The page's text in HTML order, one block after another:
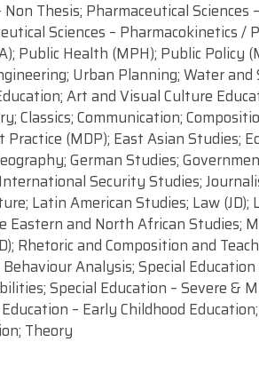
Thesis; Pharmaceutical
Sciences – Pharmacokinetics
Public Health (MPH); Public Policy
Urban Planning; Water
Art and Visual Culture
Classics; Communication;
Practice (MDP); East Asian Studies;
German Studies;
Security Studies;
Latin American Studies; Law
Eastern and North African Studies;
Rhetoric and Composition and
Analysis; Special
Special Education – Severe &
– Early Childhood
Theory